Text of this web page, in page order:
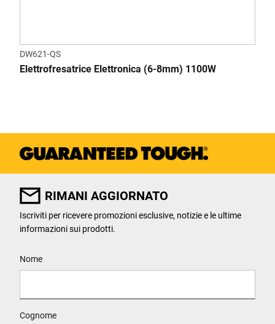
DW621-QS
Elettrofresatrice Elettronica (6-8mm) 1100W
RIMANI AGGIORNATO
Iscriviti per ricevere promozioni esclusive, notizie e le ultime
informazioni sui prodotti.
Nome
Cognome